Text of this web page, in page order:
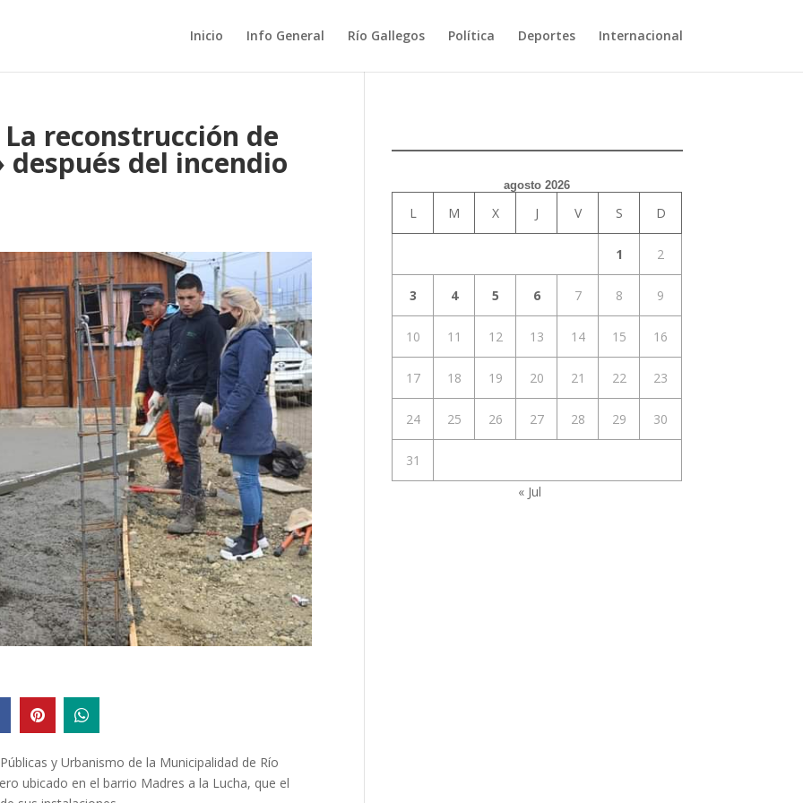
Inicio Info General Río Gallegos Política Deportes Internacional
reconstrucción de
después del incendio
y Urbanismo de la Municipalidad de Río
ubicado en el barrio Madres a la Lucha, que el
agosto 2026
L M X J V S D
1 2
3 4 5 6 7 8 9
10 11 12 13 14 15 16
17 18 19 20 21 22 23
24 25 26 27 28 29 30
31
« Jul